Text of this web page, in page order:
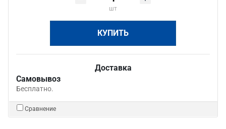
шт
КУПИТЬ
Доставка
Самовывоз
Бесплатно.
Сравнение